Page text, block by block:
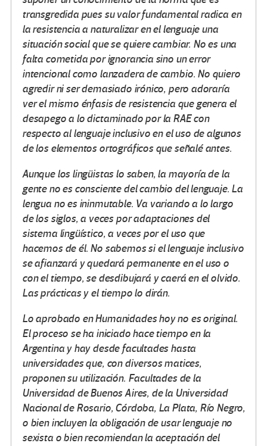
transgredida pues su valor fundamental radica en
la resistencia a naturalizar en el lenguaje una
situación social que se quiere cambiar. No es una
falta cometida por ignorancia sino un error
intencional como lanzadera de cambio. No quiero
agredir ni ser demasiado irónico, pero adoraría
ver el mismo énfasis de resistencia que genera el
desapego a lo dictaminado por la RAE con
respecto al lenguaje inclusivo en el uso de algunos
de los elementos ortográficos que señalé antes.
Aunque los lingüistas lo saben, la mayoría de la
gente no es consciente del cambio del lenguaje. La
lengua no es ininmutable. Va variando a lo largo
de los siglos, a veces por adaptaciones del
sistema lingüístico, a veces por el uso que
hacemos de él. No sabemos si el lenguaje inclusivo
se afianzará y quedará permanente en el uso o
con el tiempo, se desdibujará y caerá en el olvido.
Las prácticas y el tiempo lo dirán.
Lo aprobado en Humanidades hoy no es original.
El proceso se ha iniciado hace tiempo en la
Argentina y hay desde facultades hasta
universidades que, con diversos matices,
proponen su utilización. Facultades de la
Universidad de Buenos Aires, de la Universidad
Nacional de Rosario, Córdoba, La Plata, Río Negro,
o bien incluyen la obligación de usar lenguaje no
sexista o bien recomiendan la aceptación del